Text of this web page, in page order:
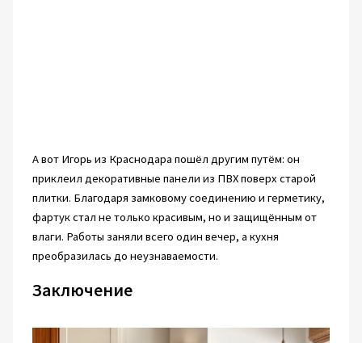
А вот Игорь из Краснодара пошёл другим путём: он
приклеил декоративные панели из ПВХ поверх старой
плитки. Благодаря замковому соединению и герметику,
фартук стал не только красивым, но и защищённым от
влаги. Работы заняли всего один вечер, а кухня
преобразилась до неузнаваемости.
Заключение